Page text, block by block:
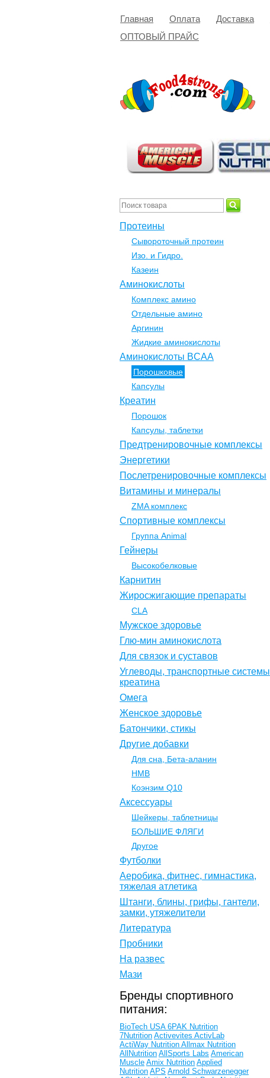
Главная Оплата Доставка
ОПТОВЫЙ ПРАЙС
Протеины
Сывороточный протеин
Изо. и Гидро.
Казеин
Аминокислоты
Комплекс амино
Отдельные амино
Аргинин
Жидкие аминокислоты
Аминокислоты BCAA
Порошковые
Капсулы
Креатин
Порошок
Капсулы, таблетки
Предтренировочные комплексы
Энергетики
Послетренировочные комплексы
Витамины и минералы
ZMA комплекс
Спортивные комплексы
Группа Animal
Гейнеры
Высокобелковые
Карнитин
Жиросжигающие препараты
CLA
Мужское здоровье
Глю-мин аминокислота
Для связок и суставов
Углеводы, транспортные системы
креатина
Омега
Женское здоровье
Батончики, стикы
Другие добавки
Для сна, Бета-аланин
НМВ
Коэнзим Q10
Аксессуары
Шейкеры, таблетницы
БОЛЬШИЕ ФЛЯГИ
Другое
Футболки
Аеробика, фитнес, гимнастика,
тяжелая атлетика
Штанги, блины, грифы, гантели,
замки, утяжелители
Литература
Пробники
На развес
Мази
Бренды спортивного
питания:
BioTech USA 6PAK Nutrition
7Nutrition Activevites ActivLab
ActiWay Nutrition Allmax Nutrition
AllNutrition AllSports Labs American
Muscle Amix Nutrition Applied
Nutrition APS Arnold Schwarzenegger